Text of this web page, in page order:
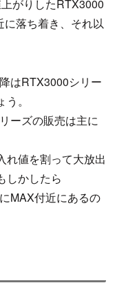
がりしたRTX3000
落ち着き、それ以
はRTX3000シリー
。
ーズの販売は主に
れ値を割って大放出
しかしたら
MAX付近にあるの